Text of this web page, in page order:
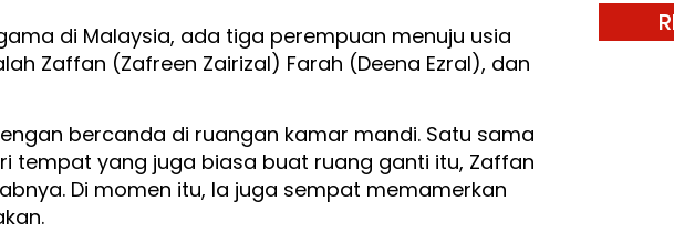
di Malaysia, ada tiga perempuan menuju usia
Zaffan (Zafreen Zairizal) Farah (Deena Ezral), dan
bercanda di ruangan kamar mandi. Satu sama
tempat yang juga biasa buat ruang ganti itu, Zaffan
Di momen itu, Ia juga sempat memamerkan